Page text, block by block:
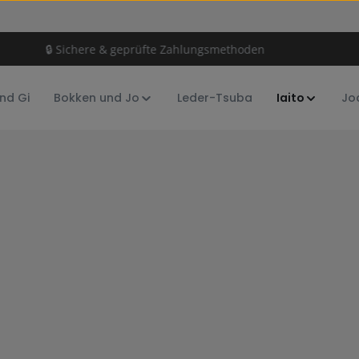
🔒 Sichere & geprüfte Zahlungsmethoden
Gi Bokken und Jo Leder-Tsuba Iaito